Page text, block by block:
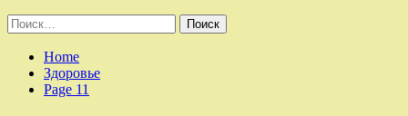
Найти:
Home
Здоровье
Page 11